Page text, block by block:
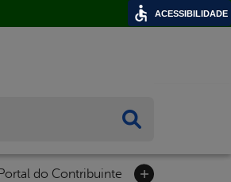
do Contribuinte
ACESSIBILIDADE